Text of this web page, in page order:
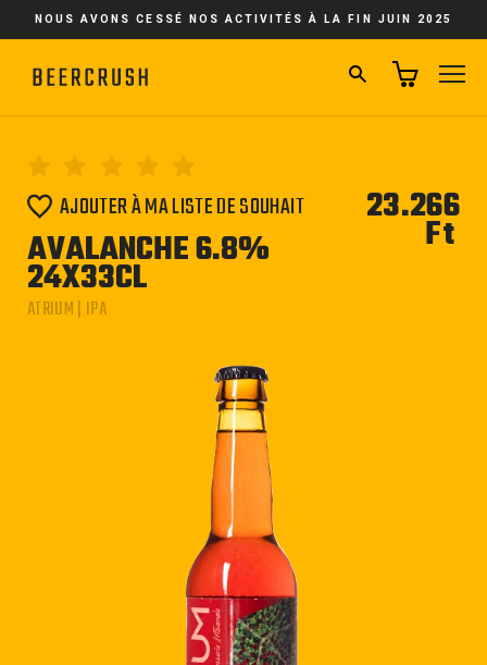
PasserNOUS AVONS CESSÉ NOS ACTIVITÉS À LA FIN JUIN 2025
RECHERCHER
AJOUTER À MA LISTE DE SOUHAIT
AVALANCHE 6.8%
24X33CL
ATRIUM | IPA
23.266
Ft